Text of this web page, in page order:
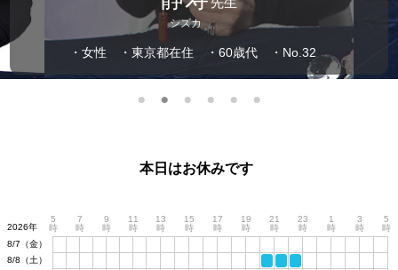
シズカ
・女性 ・東京都在住 ・60歳代 ・No.32
本日はお休みです
2026年
5
時
7
時
9
時
11
時
13
時
15
時
17
時
19
時
21
時
23
時
1
時
3
時
5
時
8/7（金）
8/8（土）